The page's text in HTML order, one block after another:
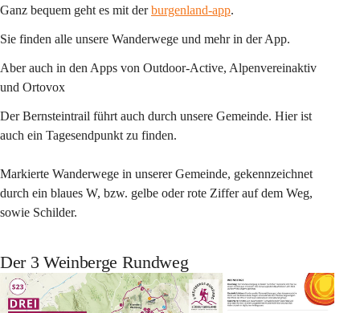
Ganz bequem geht es mit der burgenland-app.
Sie finden alle unsere Wanderwege und mehr in der App.
Aber auch in den Apps von Outdoor-Active, Alpenvereinaktiv
und Ortovox
Der Bernsteintrail führt auch durch unsere Gemeinde. Hier ist
auch ein Tagesendpunkt zu finden.
Markierte Wanderwege in unserer Gemeinde, gekennzeichnet
durch ein blaues W, bzw. gelbe oder rote Ziffer auf dem Weg,
sowie Schilder.
Der 3 Weinberge Rundweg